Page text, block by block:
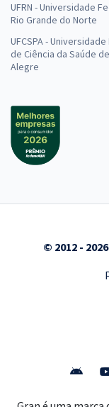
UFRN - Universidade
Rio Grande do Norte
UFCSPA -
de Ciência da Saúde
Alegre
© 2012 -